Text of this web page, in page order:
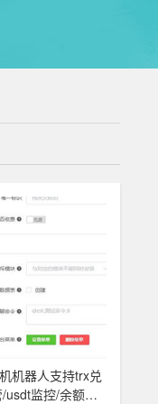
机器人支持trx兑
usdt监控/余额查